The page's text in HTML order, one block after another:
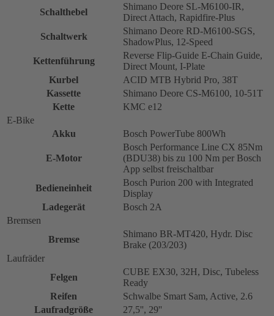
Schalthebel
Shimano Deore SL-M6100-IR,
Direct Attach, Rapidfire-Plus
Schaltwerk
Shimano Deore RD-M6100-SGS,
ShadowPlus, 12-Speed
Kettenführung
Reverse Flip-Guide E-Chain Guide,
Direct Mount, I-Plate
Kurbel
ACID MTB Hybrid Pro, 38T
Kassette
Shimano Deore CS-M6100, 10-51T
Kette
KMC e12
E-Bike
Akku
Bosch PowerTube 800Wh
E-Motor
Bosch Performance Line CX 85Nm
(BDU38) bis zu 100 Nm per Bosch
App selbst freischaltbar
Bedieneinheit
Bosch Purion 200 with Integrated
Display
Ladegerät
Bosch 2A
Bremsen
Bremse
Shimano BR-MT420, Hydr. Disc
Brake (203/203)
Laufräder
Felgen
CUBE EX30, 32H, Disc, Tubeless
Ready
Reifen
Schwalbe Smart Sam, Active, 2.6
Laufradgröße
27,5'', 29''